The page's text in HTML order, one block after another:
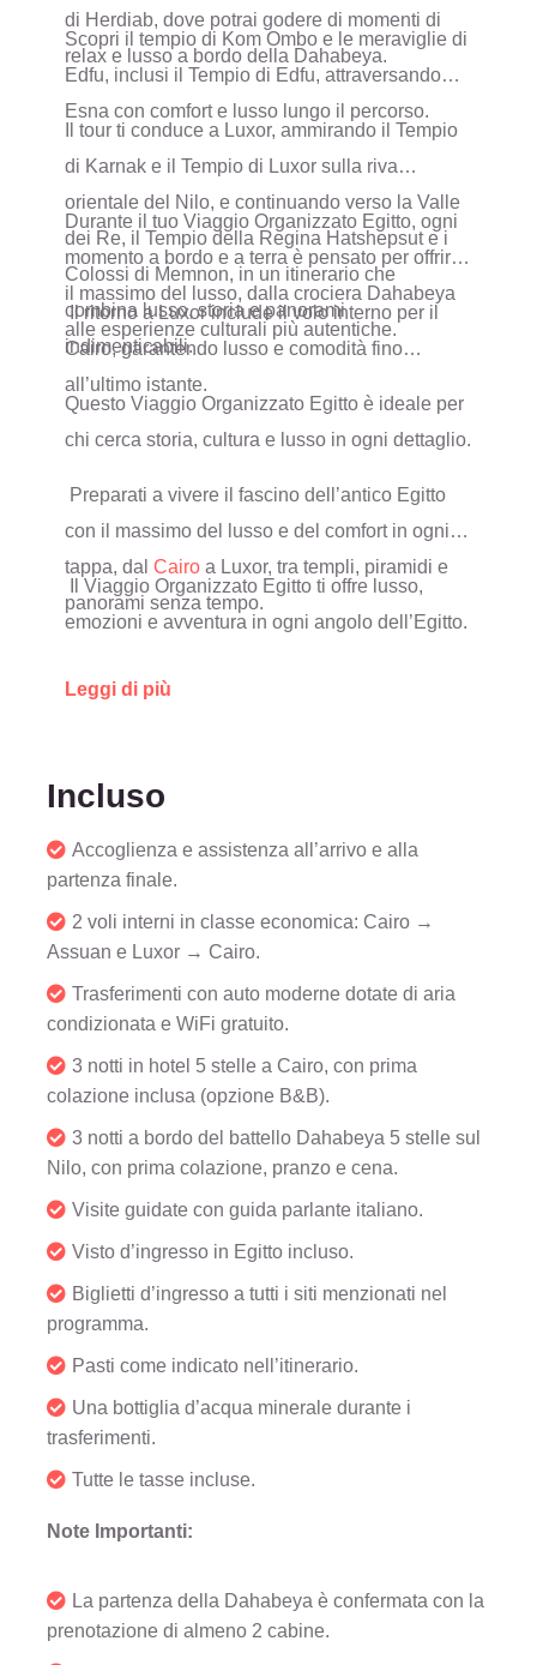
di Herdiab, dove potrai godere di momenti di
relax e lusso a bordo della Dahabeya.
Scopri il tempio di Kom Ombo e le meraviglie di
Edfu, inclusi il Tempio di Edfu, attraversando
Esna con comfort e lusso lungo il percorso.
Il tour ti conduce a Luxor, ammirando il Tempio
di Karnak e il Tempio di Luxor sulla riva
orientale del Nilo, e continuando verso la Valle
dei Re, il Tempio della Regina Hatshepsut e i
Colossi di Memnon, in un itinerario che
combina lusso, storia e panorami
indimenticabili.
Durante il tuo Viaggio Organizzato Egitto, ogni
momento a bordo e a terra è pensato per offrire
il massimo del lusso, dalla crociera Dahabeya
alle esperienze culturali più autentiche.
Il ritorno a Luxor include il volo interno per il
Cairo, garantendo lusso e comodità fino
all’ultimo istante.
Questo Viaggio Organizzato Egitto è ideale per
chi cerca storia, cultura e lusso in ogni dettaglio.
Preparati a vivere il fascino dell’antico Egitto
con il massimo del lusso e del comfort in ogni
tappa, dal Cairo a Luxor, tra templi, piramidi e
panorami senza tempo.
Il Viaggio Organizzato Egitto ti offre lusso,
emozioni e avventura in ogni angolo dell’Egitto.
Leggi di più
Incluso
Accoglienza e assistenza all’arrivo e alla
partenza finale.
2 voli interni in classe economica: Cairo →
Assuan e Luxor → Cairo.
Trasferimenti con auto moderne dotate di aria
condizionata e WiFi gratuito.
3 notti in hotel 5 stelle a Cairo, con prima
colazione inclusa (opzione B&B).
3 notti a bordo del battello Dahabeya 5 stelle sul
Nilo, con prima colazione, pranzo e cena.
Visite guidate con guida parlante italiano.
Visto d’ingresso in Egitto incluso.
Biglietti d’ingresso a tutti i siti menzionati nel
programma.
Pasti come indicato nell’itinerario.
Una bottiglia d’acqua minerale durante i
trasferimenti.
Tutte le tasse incluse.
Note Importanti:
La partenza della Dahabeya è confermata con la
prenotazione di almeno 2 cabine.